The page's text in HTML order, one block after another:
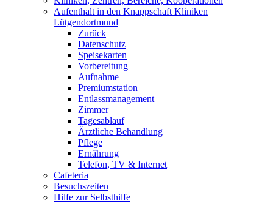
Aufenthalt in den Knappschaft Kliniken
Lütgendortmund
Zurück
Datenschutz
Speisekarten
Vorbereitung
Aufnahme
Premiumstation
Entlassmanagement
Zimmer
Tagesablauf
Ärztliche Behandlung
Pflege
Ernährung
Telefon, TV & Internet
Cafeteria
Besuchszeiten
Hilfe zur Selbsthilfe